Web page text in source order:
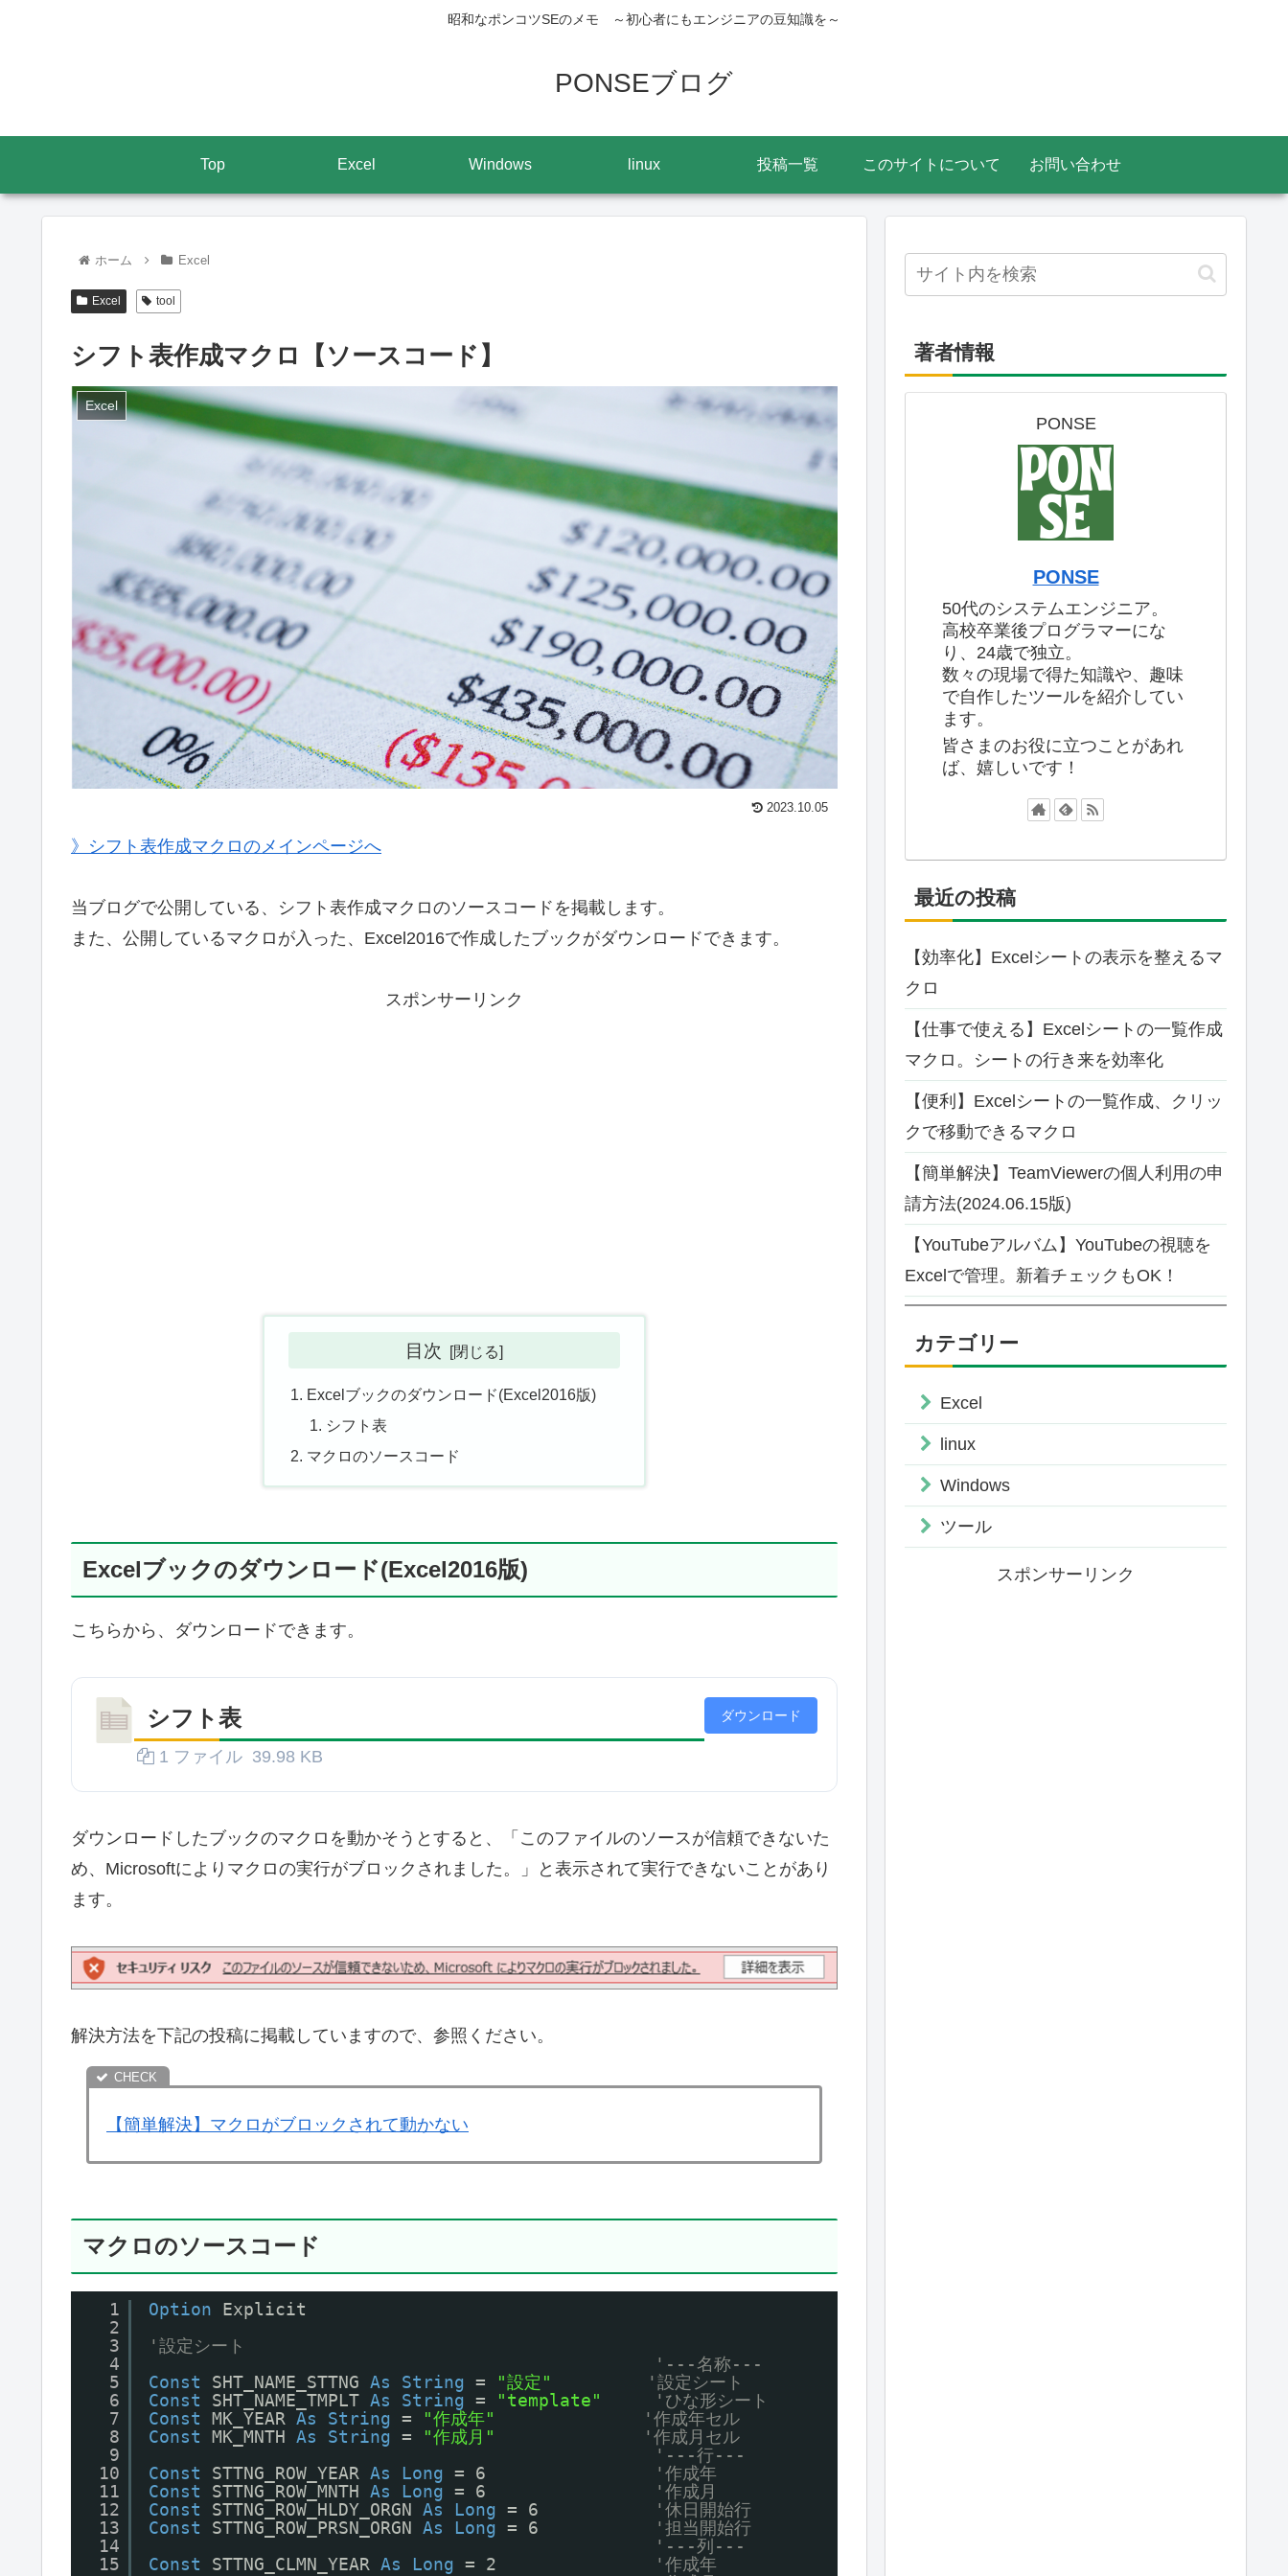
昭和なポンコツSEのメモ ～初心者にもエンジニアの豆知識を～
PONSEブログ
Top Excel Windows linux 投稿一覧 このサイトについて お問い合わせ
ホーム Excel
Excel tool
シフト表作成マクロ【ソースコード】
Excel
2023.10.05
》シフト表作成マクロのメインページへ
当ブログで公開している、シフト表作成マクロのソースコードを掲載します。
また、公開しているマクロが入った、Excel2016で作成したブックがダウンロードできます。
スポンサーリンク
目次
Excelブックのダウンロード(Excel2016版)
シフト表
マクロのソースコード
Excelブックのダウンロード(Excel2016版)
こちらから、ダウンロードできます。
シフト表
1 ファイル 39.98 KB
ダウンロード
ダウンロードしたブックのマクロを動かそうとすると、「このファイルのソースが信頼できないた
め、Microsoftによりマクロの実行がブロックされました。」と表示されて実行できないことがあり
ます。
解決方法を下記の投稿に掲載していますので、参照ください。
【簡単解決】マクロがブロックされて動かない
マクロのソースコード
1
2
3
4
5
6
7
8
9
10
11
12
13
14
15
Option
Explicit
'設定シート
'---名称---
Const
SHT_NAME_STTNG As String = "設定"
'設定シート
Const
SHT_NAME_TMPLT As String = "template"
'ひな形シート
Const
MK_YEAR As String = "作成年"
'作成年セル
Const
MK_MNTH As String = "作成月"
'作成月セル
'---行---
Const
STTNG_ROW_YEAR As Long = 6
'作成年
Const
STTNG_ROW_MNTH As Long = 6
'作成月
Const
STTNG_ROW_HLDY_ORGN As Long = 6
'休日開始行
Const
STTNG_ROW_PRSN_ORGN As Long = 6
'担当開始行
'---列---
Const
STTNG_CLMN_YEAR As Long = 2
'作成年
著者情報
PONSE
PONSE
50代のシステムエンジニア。
高校卒業後プログラマーにな
り、24歳で独立。
数々の現場で得た知識や、趣味
で自作したツールを紹介してい
ます。
皆さまのお役に立つことがあれ
ば、嬉しいです！
最近の投稿
【効率化】Excelシートの表示を整えるマ
クロ
【仕事で使える】Excelシートの一覧作成
マクロ。シートの行き来を効率化
【便利】Excelシートの一覧作成、クリッ
クで移動できるマクロ
【簡単解決】TeamViewerの個人利用の申
請方法(2024.06.15版)
【YouTubeアルバム】YouTubeの視聴を
Excelで管理。新着チェックもOK！
カテゴリー
Excel
linux
Windows
ツール
スポンサーリンク